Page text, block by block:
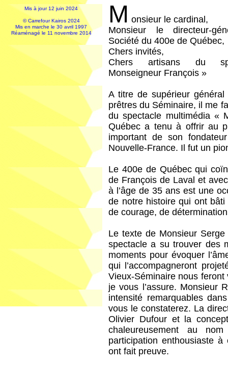
Mis à jour 12 juin 2024
© Carrefour Kairos 2024
Mis en marche le 30 avril 1997
Réaménagé le 11 novembre 2014
M onsieur le cardinal,
Monsieur le directeur-
Société du 400e de Québec,
Chers invités,
Chers artisans du
Monseigneur François »
A titre de supérieur
prêtres du Séminaire, il me
du spectacle multimédia «
Québec a tenu à offrir au
important de son
Nouvelle-France. Il fut un
Le 400e de Québec qui
de François de Laval et
à l’âge de 35 ans est une
de notre histoire qui ont
de courage, de
Le texte de Monsieur
spectacle a su trouver des
moments pour évoquer
qui l’accompagneront
Vieux-Séminaire nous
je vous l’assure. Monsieur
intensité remarquables
vous le constaterez. La
Olivier Dufour et la
chaleureusement au
participation enthousiaste
ont fait preuve.